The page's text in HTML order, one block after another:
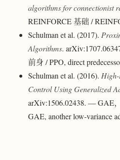
algorithms for connectionist
REINFORCE 基础 /
Schulman et al. (2017).
Algorithms.
前身 / PPO, direct
Schulman et al. (2016).
Control Using Generalized
arXiv:1506.02438. — GAE
GAE, another low-variance